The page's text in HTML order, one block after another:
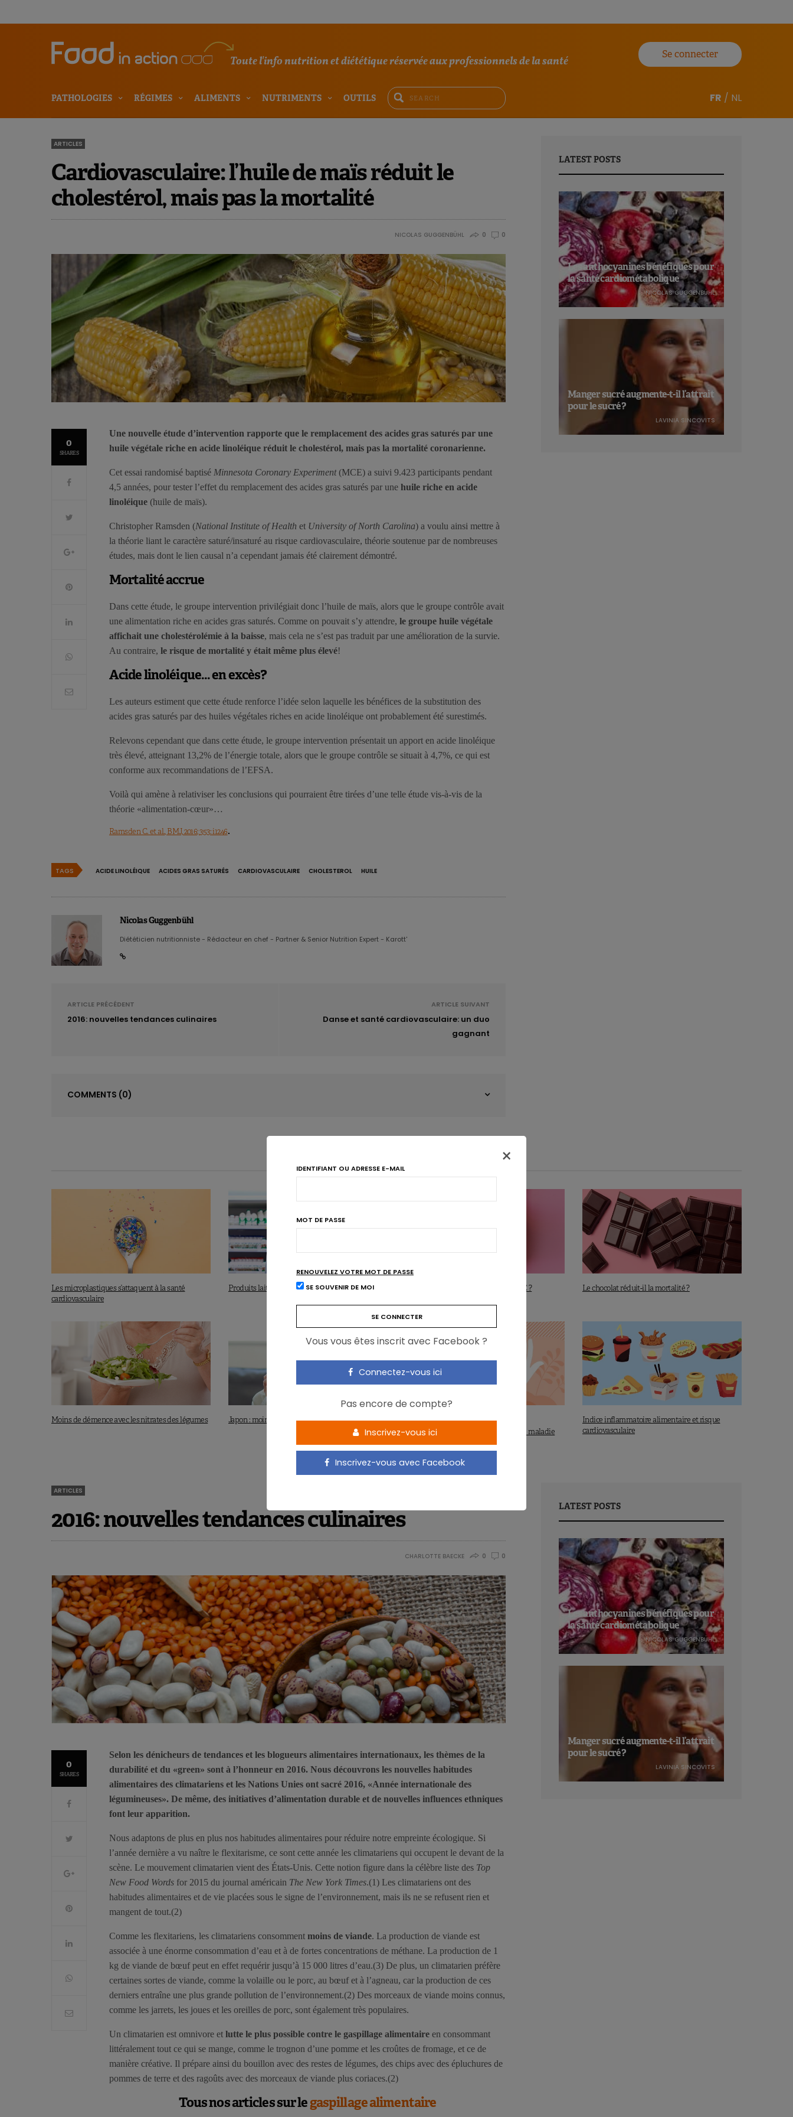
Toute l'info nutrition et diététique réservée aux professionnels de la santé
Se connecter
PATHOLOGIES RÉGIMES ALIMENTS NUTRIMENTS OUTILS FR / NL
ARTICLES
Cardiovasculaire: l’huile de maïs réduit le
cholestérol, mais pas la mortalité
NICOLAS GUGGENBÜHL 0 0
0
SHARES
Une nouvelle étude d’intervention rapporte que le remplacement des acides gras saturés par une
huile végétale riche en acide linoléique réduit le cholestérol, mais pas la mortalité coronarienne.
Cet essai randomisé baptisé Minnesota Coronary Experiment(MCE) a suivi 9.423 participants pendant
4,5 années, pour tester l’effet du remplacement des acides gras saturés par une huile riche en acide
linoléique (huile de maïs).
Christopher Ramsden (National Institute of Health et University of North Carolina) a voulu ainsi mettre à
la théorie liant le caractère saturé/insaturé au risque cardiovasculaire, théorie soutenue par de nombreuses
études, mais dont le lien causal n’a cependant jamais été clairement démontré.
Mortalité accrue
Dans cette étude, le groupe intervention privilégiait donc l’huile de maïs, alors que le groupe contrôle avait
une alimentation riche en acides gras saturés. Comme on pouvait s’y attendre, le groupe huile végétale
affichait une cholestérolémie à la baisse, mais cela ne s’est pas traduit par une amélioration de la survie.
Au contraire, le risque de mortalité y était même plus élevé!
Acide linoléique… en excès?
Les auteurs estiment que cette étude renforce l’idée selon laquelle les bénéfices de la substitution des
acides gras saturés par des huiles végétales riches en acide linoléique ont probablement été surestimés.
Relevons cependant que dans cette étude, le groupe intervention présentait un apport en acide linoléique
très élevé, atteignant 13,2% de l’énergie totale, alors que le groupe contrôle se situait à 4,7%, ce qui est
conforme aux recommandations de l’EFSA.
Voilà qui amène à relativiser les conclusions qui pourraient être tirées d’une telle étude vis-à-vis de la
théorie «alimentation-cœur»…
Ramsden C. et al., BMJ, 2016; 353: i1246.
TAGS ACIDE LINOLÉIQUE ACIDES GRAS SATURÉS CARDIOVASCULAIRE CHOLESTEROL HUILE
Nicolas Guggenbühl
Diététicien nutritionniste - Rédacteur en chef - Partner & Senior Nutrition Expert - Karott'
ARTICLE PRÉCÉDENT
2016: nouvelles tendances culinaires
ARTICLE SUIVANT
Danse et santé cardiovasculaire: un duo
gagnant
COMMENTS (0)
LATEST POSTS
Les anthocyanines bénéfiques pour
la santé cardiométabolique
NICOLAS GUGGENBÜHL
Manger sucré augmente-t-il l’attrait
pour le sucré ?
LAVINIA SINCOVITS
Les microplastiques s’attaquent à la santé
cardiovasculaire
Produits laitiers et santé : quelles relations ? Homocystéine : une cible en cas d’AVC ? Le chocolat réduit-il la mortalité ?
Moins de démence avec les nitrates des légumes Japon : moins de riz, plus de pain et de cholestérol
Orientations nutritionnelles en cas de maladie
Indice inflammatoire alimentaire et risque
cardiovasculaire
ARTICLES
2016: nouvelles tendances culinaires
CHARLOTTE BAECKE 0 0
0
SHARES
Selon les dénicheurs de tendances et les blogueurs alimentaires internationaux, les thèmes de la
durabilité et du «green» sont à l’honneur en 2016. Nous découvrons les nouvelles habitudes
alimentaires des climatariens et les Nations Unies ont sacré 2016, «Année internationale des
légumineuses». De même, des initiatives d’alimentation durable et de nouvelles influences ethniques
font leur apparition.
Nous adaptons de plus en plus nos habitudes alimentaires pour réduire notre empreinte écologique. Si
l’année dernière a vu naître le flexitarisme, ce sont cette année les climatariens qui occupent le devant de la
scène. Le mouvement climatarien vient des États-Unis. Cette notion figure dans la célèbre liste des Top
New Food Words for 2015 du journal américain The New York Times.(1) Les climatariens ont des
habitudes alimentaires et de vie placées sous le signe de l’environnement, mais ils ne se refusent rien et
mangent de tout.(2)
Comme les flexitariens, les climatariens consomment moins de viande. La production de viande est
associée à une énorme consommation d’eau et à de fortes concentrations de méthane. La production de 1
kg de viande de bœuf peut en effet requérir jusqu’à 15 000 litres d’eau.(3) De plus, un climatarien préfère
certaines sortes de viande, comme la volaille ou le porc, au bœuf et à l’agneau, car la production de ces
derniers entraîne une plus grande pollution de l’environnement.(2) Des morceaux de viande moins connus,
comme les jarrets, les joues et les oreilles de porc, sont également très populaires.
Un climatarien est omnivore et lutte le plus possible contre le gaspillage alimentaire en consommant
littéralement tout ce qui se mange, comme le trognon d’une pomme et les croûtes de fromage, et ce de
manière créative. Il prépare ainsi du bouillon avec des restes de légumes, des chips avec des épluchures de
pommes de terre et des ragoûts avec des morceaux de viande plus coriaces.(2)
Tous nos articles sur legaspillage alimentaire
LATEST POSTS
Les anthocyanines bénéfiques pour
la santé cardiométabolique
NICOLAS GUGGENBÜHL
Manger sucré augmente-t-il l’attrait
pour le sucré ?
LAVINIA SINCOVITS
×
IDENTIFIANT OU ADRESSE E-MAIL
MOT DE PASSE
RENOUVELEZ VOTRE MOT DE PASSE
SE SOUVENIR DE MOI
Vous vous êtes inscrit avec Facebook ?
Connectez-vous ici
Pas encore de compte?
Inscrivez-vous ici
Inscrivez-vous avec Facebook